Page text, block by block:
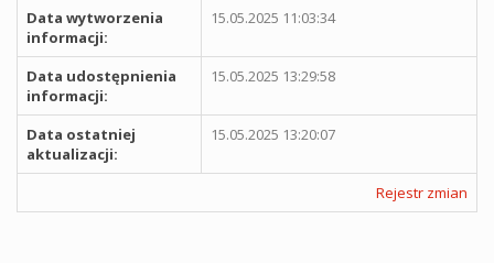
Data wytworzenia
informacji:
15.05.2025 11:03:34
Data udostępnienia
informacji:
15.05.2025 13:29:58
Data ostatniej
aktualizacji:
15.05.2025 13:20:07
Rejestr zmian